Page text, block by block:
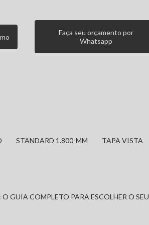
Faça seu orçamento por
Whatsapp
STANDARD 1.800-MM TAPA VISTA
GUIA COMPLETO PARA ESCOLHER O SEU